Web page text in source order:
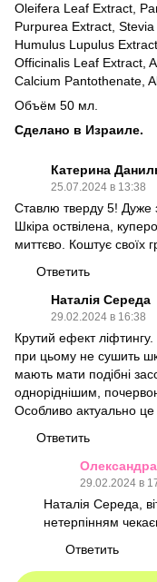
Oleifera Leaf Extract,
Purpurea Extract,
Humulus Lupulus
Officinalis Leaf Extract,
Calcium Pantothenate,
Объём 50 мл.
Сделано в Израиле.
Катерина
25.07.2024 в 13:38
Ставлю тверду 5! Дуже
Шкіра оствілена,
миттєво. Коштує своїх
Ответить
Наталія Середа
29.02.2024 в 16:38
Крутий ефект
при цьому не сушить
мають мати подібні
одноріднішим,
Особливо актуально це
Ответить
Олександра
29.02.2024 в
Наталія Середа,
нетерпінням
Ответить